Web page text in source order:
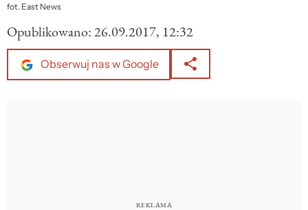
fot. East News
Opublikowano:26.09.2017, 12:32
Obserwuj nas w Google